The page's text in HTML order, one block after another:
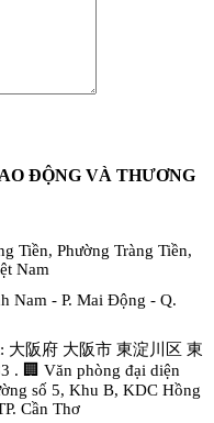
ĐỘNG VÀ THƯƠNG
Tiền, Phường Tràng Tiền,
Nam
Nam - P. Mai Động - Q.
大阪府 大阪市 東淀川区 東
. 🏢 Văn phòng đại diện
số 5, Khu B, KDC Hồng
Cần Thơ